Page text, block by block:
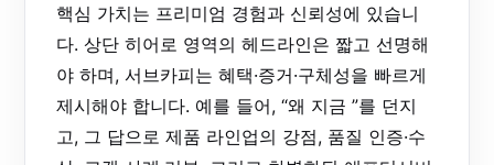
핵심 가치는 프리미엄 경험과 신뢰성에 있습니
다. 상단 히어로 영역의 헤드라인은 짧고 선명해
야 하며, 서브카피는 혜택·증거·구체성을 빠르게
제시해야 합니다. 예를 들어, “왜 지금 ”를 던지
고, 그 답으로 제품 라인업의 강점, 품질 인증·수